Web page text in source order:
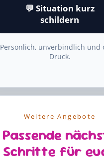
💬 Situation kurz
schildern
Persönlich, unverbindlich und
Druck.
Weitere Angebote
Passende
Schritte für